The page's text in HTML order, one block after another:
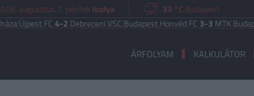
augusztus 7. péntek Ibolya 33 °C Budapest
|Újpest FC4-2Debreceni VSC| Budapest Honvéd FC3-3MTK Budapest
ÁRFOLYAM KALKULÁTOR